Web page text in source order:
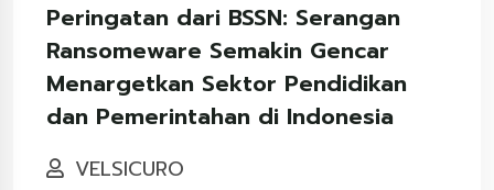
Peringatan dari BSSN: Serangan
Ransomeware Semakin Gencar
Menargetkan Sektor Pendidikan
dan Pemerintahan di Indonesia
VELSICURO